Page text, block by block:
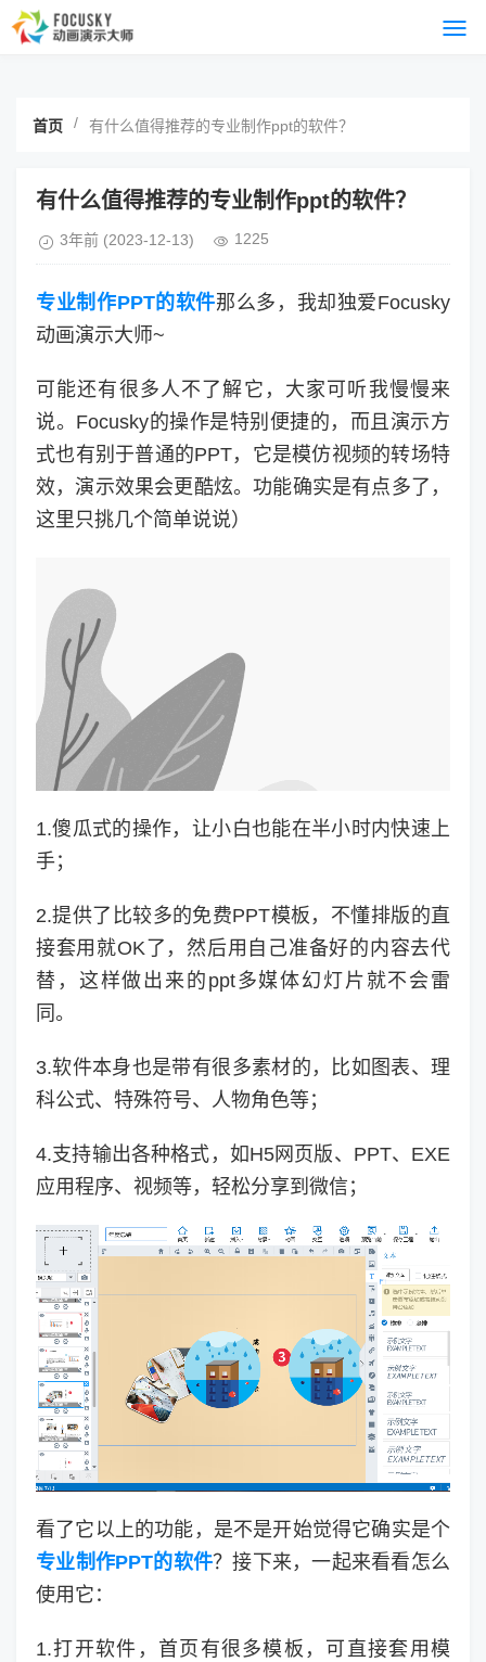
首页 / 有什么值得推荐的专业制作ppt的软件？
有什么值得推荐的专业制作ppt的软件？
3年前 (2023-12-13) 1225
专业制作PPT的软件那么多，我却独爱Focusky
动画演示大师~
可能还有很多人不了解它，大家可听我慢慢来
说。Focusky的操作是特别便捷的，而且演示方
式也有别于普通的PPT，它是模仿视频的转场特
效，演示效果会更酷炫。功能确实是有点多了，
这里只挑几个简单说说）
1.傻瓜式的操作，让小白也能在半小时内快速上
手；
2.提供了比较多的免费PPT模板，不懂排版的直
接套用就OK了，然后用自己准备好的内容去代
替，这样做出来的ppt多媒体幻灯片就不会雷
同。
3.软件本身也是带有很多素材的，比如图表、理
科公式、特殊符号、人物角色等；
4.支持输出各种格式，如H5网页版、PPT、EXE
应用程序、视频等，轻松分享到微信；
看了它以上的功能，是不是开始觉得它确实是个
专业制作PPT的软件？接下来，一起来看看怎么
使用它：
1.打开软件，首页有很多模板，可直接套用模